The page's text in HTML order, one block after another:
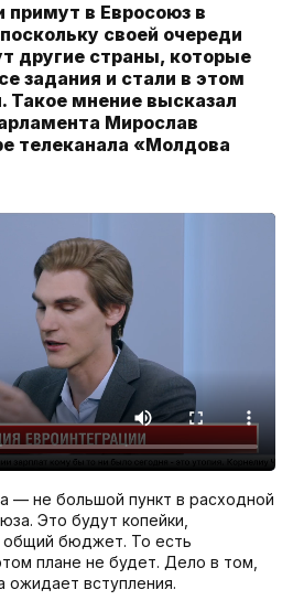
примут в Евросоюз в
своей очереди
другие страны, которые
задания и стали в этом
Такое мнение высказал
Мирослав
телеканала «Молдова
— не большой пункт в расходной
Это будут копейки,
общий бюджет. То есть
плане не будет. Дело в том,
ожидает вступления.